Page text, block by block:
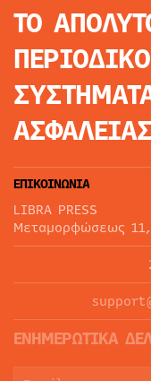
ΤΟ
ΠΕΡΙΟΔΙΚΟ
ΕΠΙΚΟΙΝΩΝΙΑ
LIBRA PRESS
Μεταμορφώσεως
ΕΝΗΜΕΡΩΤΙΚΑ